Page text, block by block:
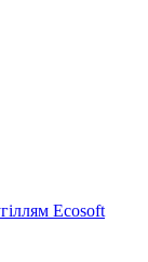
Ecosoft